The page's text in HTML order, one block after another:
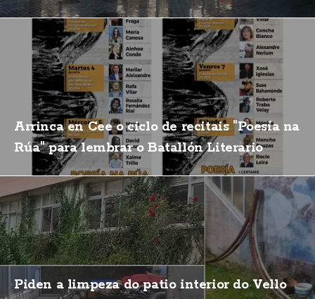
Arrinca en Cee o ciclo de recitais "Poesía na
Rúa" para lembrar o Batallón Literario
Piden a limpeza do patio interior do Vello